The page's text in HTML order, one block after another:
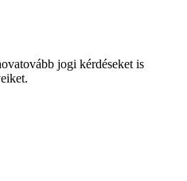
jogi kérdéseket is